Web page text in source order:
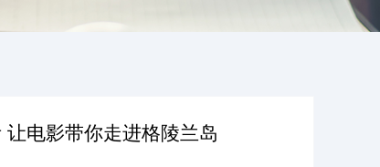
电影带你走进格陵兰岛